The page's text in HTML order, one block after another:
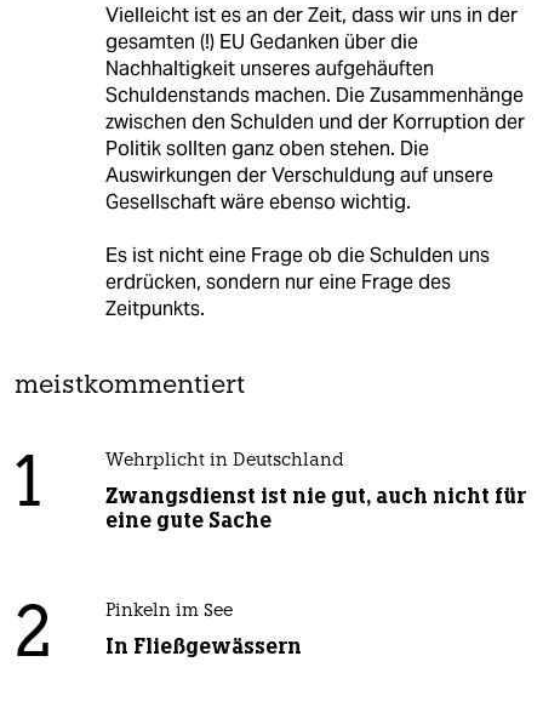
Vielleicht ist es an der Zeit, dass wir uns in der
gesamten (!) EU Gedanken über die
Nachhaltigkeit unseres aufgehäuften
Schuldenstands machen. Die Zusammenhänge
zwischen den Schulden und der Korruption der
Politik sollten ganz oben stehen. Die
Auswirkungen der Verschuldung auf unsere
Gesellschaft wäre ebenso wichtig.
Es ist nicht eine Frage ob die Schulden uns
erdrücken, sondern nur eine Frage des
Zeitpunkts.
meistkommentiert
1 Wehrplicht in Deutschland
Zwangsdienst ist nie gut, auch nicht für
eine gute Sache
2 Pinkeln im See
In Fließgewässern